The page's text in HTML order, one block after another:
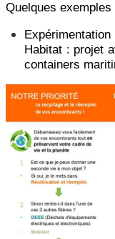
Quelques exemples
Habitat : projet
containers